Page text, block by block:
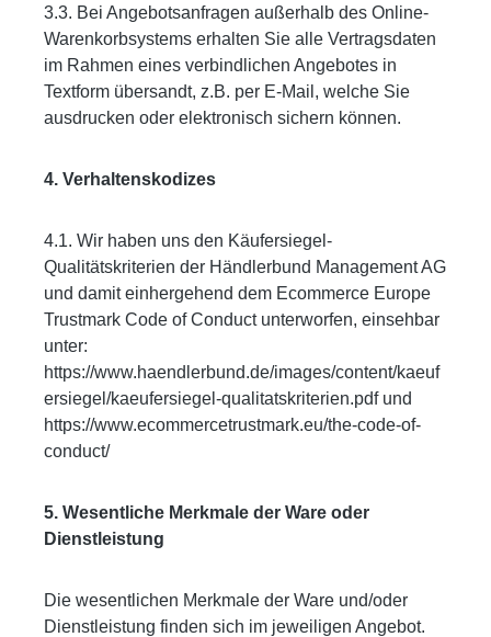
3.3. Bei Angebotsanfragen außerhalb des Online-
Warenkorbsystems erhalten Sie alle Vertragsdaten
im Rahmen eines verbindlichen Angebotes in
Textform übersandt, z.B. per E-Mail, welche Sie
ausdrucken oder elektronisch sichern können.
4. Verhaltenskodizes
4.1. Wir haben uns den Käufersiegel-
Qualitätskriterien der Händlerbund Management AG
und damit einhergehend dem Ecommerce Europe
Trustmark Code of Conduct unterworfen, einsehbar
unter:
https://www.haendlerbund.de/images/content/kaeuf
ersiegel/kaeufersiegel-qualitatskriterien.pdf und
https://www.ecommercetrustmark.eu/the-code-of-
conduct/
5. Wesentliche Merkmale der Ware oder
Dienstleistung
Die wesentlichen Merkmale der Ware und/oder
Dienstleistung finden sich im jeweiligen Angebot.